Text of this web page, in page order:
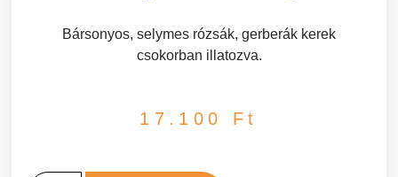
Bársonyos, selymes rózsák, gerberák kerek
csokorban illatozva.
17.100 Ft